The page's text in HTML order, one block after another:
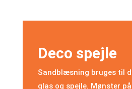
Deco spejle
Sandblæsning bruges til
glas og spejle. Mønster